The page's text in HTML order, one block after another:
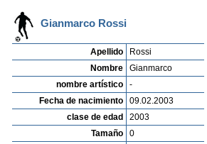
Gianmarco Rossi
Apellido
Rossi
Nombre
Gianmarco
nombre artístico
-
Fecha de nacimiento
09.02.2003
clase de edad
2003
Tamaño
0